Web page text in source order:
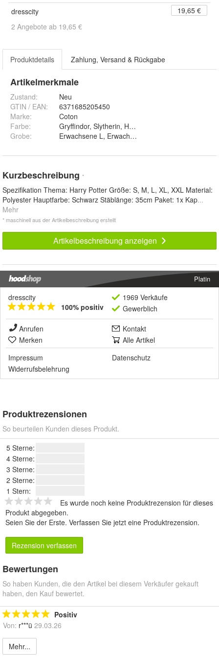
dresscity
19,65 €
2 Angebote ab 19,65 €
Produktdetails Zahlung, Versand & Rückgabe
Artikelmerkmale
Zustand:
Neu
GTIN / EAN:
6371685205450
Marke:
Coton
Farbe:
Grobe: Erwachsene L, Erwachsene XL, Erwachsene
Kurzbeschreibung *
Spezifikation Thema: Harry Potter Größe: S, M, L, XL, XXL Material:
Polyester Hauptfarbe: Schwarz Stäblänge: 35cm Paket: 1x Kap...
Mehr
* maschinell aus der Artikelbeschreibung erstellt
Artikelbeschreibung anzeigen
Platin
dresscity
100% positiv
1969 Verkäufe
Gewerblich
Anrufen
Kontakt
Merken
Alle Artikel
Impressum
Datenschutz
Widerrufsbelehrung
Produktrezensionen
So beurteilen Kunden dieses Produkt.
5 Sterne:
4 Sterne:
3 Sterne:
2 Sterne:
1 Stern:
Es wurde noch keine Produktrezension für dieses
Produkt abgegeben.
Seien Sie der Erste. Verfassen Sie jetzt eine Produktrezension.
Rezension verfassen
Bewertungen
So haben Kunden, die den Artikel bei diesem Verkäufer gekauft
haben, den Kauf bewertet.
Positiv
Von: r***ü 29.03.26
Mehr...